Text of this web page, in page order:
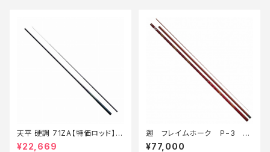
天平 硬調 71ZA【特価ロッド】
【20】
¥22,669
遡 フレイムホーク Ｐ−3 9
0Ｍ・Ｅ
¥77,000